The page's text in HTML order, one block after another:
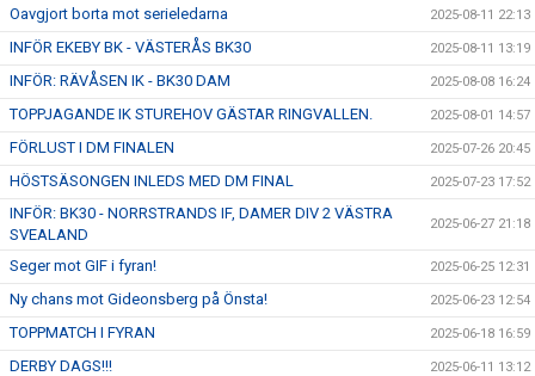
Oavgjort borta mot serieledarna 2025-08-11 22:13
INFÖR EKEBY BK - VÄSTERÅS BK30 2025-08-11 13:19
INFÖR: RÄVÅSEN IK - BK30 DAM 2025-08-08 16:24
TOPPJAGANDE IK STUREHOV GÄSTAR RINGVALLEN. 2025-08-01 14:57
FÖRLUST I DM FINALEN 2025-07-26 20:45
HÖSTSÄSONGEN INLEDS MED DM FINAL 2025-07-23 17:52
INFÖR: BK30 - NORRSTRANDS IF, DAMER DIV 2 VÄSTRA
SVEALAND
2025-06-27 21:18
Seger mot GIF i fyran! 2025-06-25 12:31
Ny chans mot Gideonsberg på Önsta! 2025-06-23 12:54
TOPPMATCH I FYRAN 2025-06-18 16:59
DERBY DAGS!!! 2025-06-11 13:12